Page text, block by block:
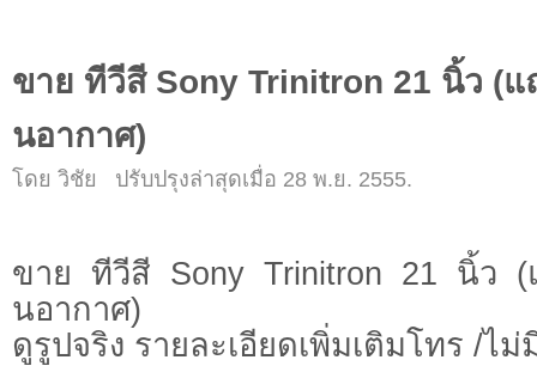
ขาย ทีวีสี Sony Trinitron 21 นิ้ว (
นอากาศ)
โดย วิชัย ปรับปรุงล่าสุดเมื่อ 28 พ.ย. 2555.
ขาย ทีวีสี Sony Trinitron 21 นิ้ว
นอากาศ)
ดูรูปจริง รายละเอียดเพิ่มเติมโทร /ไม่